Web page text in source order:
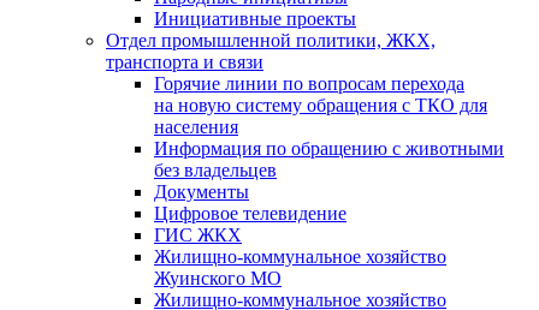
Инициативные проекты
Отдел промышленной политики, ЖКХ,
транспорта и связи
Горячие линии по вопросам перехода
на новую систему обращения с ТКО для
населения
Информация по обращению с животными
без владельцев
Документы
Цифровое телевидение
ГИС ЖКХ
Жилищно-коммунальное хозяйство
Жуинского МО
Жилищно-коммунальное хозяйство